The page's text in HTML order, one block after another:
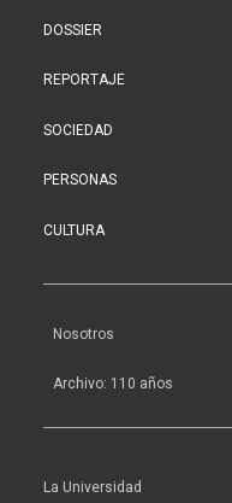
DOSSIER
REPORTAJE
SOCIEDAD
PERSONAS
CULTURA
Nosotros
Archivo: 110 años
La Universidad